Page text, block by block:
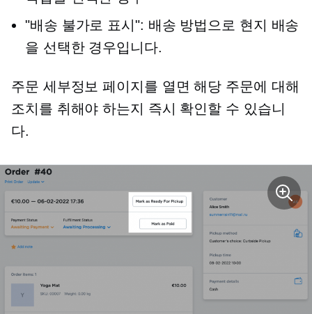
"배송 불가로 표시": 배송 방법으로 현지 배송
을 선택한 경우입니다.
주문 세부정보 페이지를 열면 해당 주문에 대해
조치를 취해야 하는지 즉시 확인할 수 있습니
다.